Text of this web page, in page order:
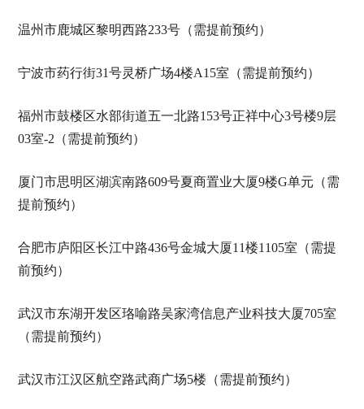
温州市鹿城区黎明西路233号（需提前预约）
宁波市药行街31号灵桥广场4楼A15室（需提前预约）
福州市鼓楼区水部街道五一北路153号正祥中心3号楼9层
03室-2（需提前预约）
厦门市思明区湖滨南路609号夏商置业大厦9楼G单元（需
提前预约）
合肥市庐阳区长江中路436号金城大厦11楼1105室（需提
前预约）
武汉市东湖开发区珞喻路吴家湾信息产业科技大厦705室
（需提前预约）
武汉市江汉区航空路武商广场5楼（需提前预约）